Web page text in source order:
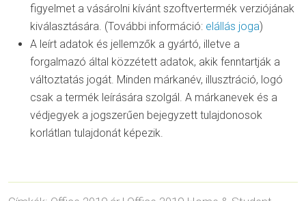
figyelmet a vásárolni kívánt szoftvertermék verziójának
kiválasztására. (További információ: elállás joga)
A leírt adatok és jellemzők a gyártó, illetve a
forgalmazó által közzétett adatok, akik fenntartják a
változtatás jogát. Minden márkanév, illusztráció, logó
csak a termék leírására szolgál. A márkanevek és a
védjegyek a jogszerűen bejegyzett tulajdonosok
korlátlan tulajdonát képezik.